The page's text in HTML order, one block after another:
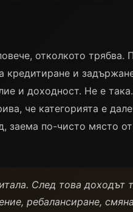
отколкото трябва.
кредитиране и
и доходност. Не е
че категорията е
заема по-чисто място
След това доходът
ребалансиране,